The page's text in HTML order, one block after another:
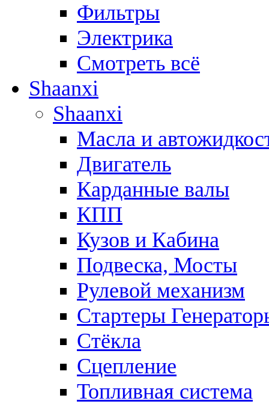
Фильтры
Электрика
Смотреть всё
Shaanxi
Shaanxi
Масла и
Двигатель
Карданные валы
КПП
Кузов и Кабина
Подвеска, Мосты
Рулевой механизм
Стартеры
Стёкла
Сцепление
Топливная система